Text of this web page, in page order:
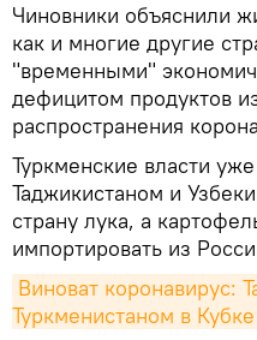
Чиновники объяснили
как и многие другие
"временными"
дефицитом продуктов
распространения
Туркменские власти
Таджикистаном и
страну лука, а
импортировать из
Виноват коронавирус:
Туркменистаном в